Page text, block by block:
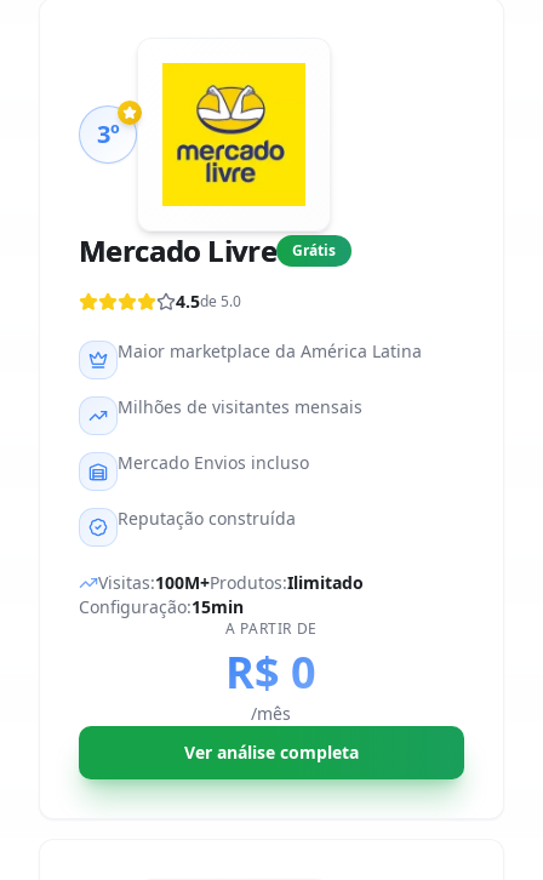
3º
Mercado Livre Grátis
4.5de 5.0
Maior marketplace da América Latina
Milhões de visitantes mensais
Mercado Envios incluso
Reputação construída
Visitas:100M+Produtos:Ilimitado
Configuração:15min
A PARTIR DE
R$ 0
/mês
Ver análise completa